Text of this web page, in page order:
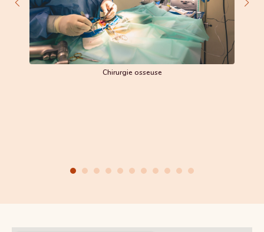
Chirurgie osseuse